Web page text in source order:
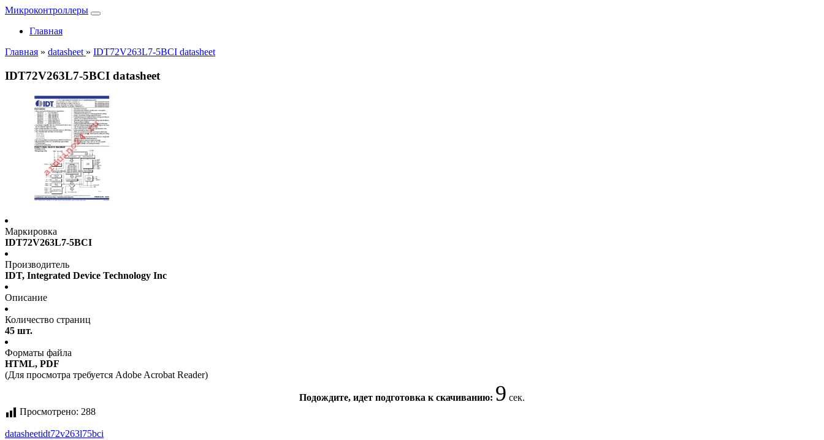
Микроконтроллеры
Главная
Главная » datasheet » IDT72V263L7-5BCI datasheet
IDT72V263L7-5BCI datasheet
Маркировка
IDT72V263L7-5BCI
Производитель
IDT, Integrated Device Technology Inc
Описание
Количество страниц
45 шт.
Форматы файла
HTML, PDF
(Для просмотра требуется Adobe Acrobat Reader)
Подождите, идет подготовка к скачиванию: 9 сек.
Просмотрено: 288
datasheetidt72v263l75bci